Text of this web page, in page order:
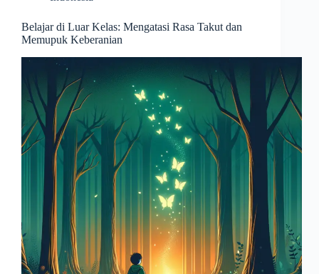
Belajar di Luar Kelas: Mengatasi Rasa Takut dan
Memupuk Keberanian